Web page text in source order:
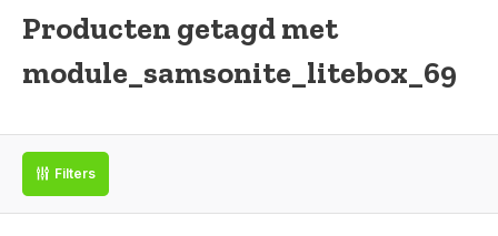
Producten getagd met
module_samsonite_litebox_69
Filters